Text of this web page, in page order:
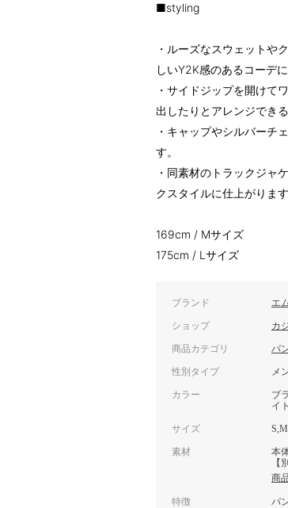
■styling
・ルーズなスウェットや
しいY2K感のあるコーデに
・サイドジップを開けて
出したりとアレンジできる
・キャップやシルバーチ
す。
・同素材のトラックジャ
クスタイルに仕上がります
169cm / Mサイズ
175cm / Lサイズ
ブランド エ
ショップ カ
商品カテゴリ パ
性別タイプ メ
カラー
ブ
イ
サイズ
素材
本
【
商
特徴
パ